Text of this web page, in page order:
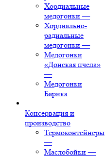
Хордиальные
медогонки —
Хордиально-
радиальные
медогонки —
Медогонки
«Донская пчела»
—
Медогонки
Барика
Консервация и
производство
Термоконтейнеры
—
Маслобойки —